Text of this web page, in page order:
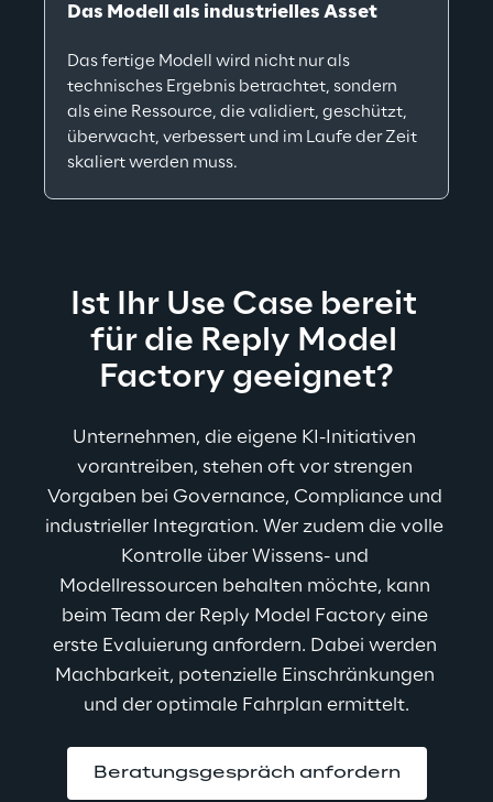
Das Modell als industrielles Asset
Das fertige Modell wird nicht nur als
technisches Ergebnis betrachtet, sondern
als eine Ressource, die validiert, geschützt,
überwacht, verbessert und im Laufe der Zeit
skaliert werden muss.
Ist Ihr Use Case bereit
für die Reply Model
Factory geeignet?
Unternehmen, die eigene KI-Initiativen
vorantreiben, stehen oft vor strengen
Vorgaben bei Governance, Compliance und
industrieller Integration. Wer zudem die volle
Kontrolle über Wissens- und
Modellressourcen behalten möchte, kann
beim Team der Reply Model Factory eine
erste Evaluierung anfordern. Dabei werden
Machbarkeit, potenzielle Einschränkungen
und der optimale Fahrplan ermittelt.
Beratungsgespräch anfordern